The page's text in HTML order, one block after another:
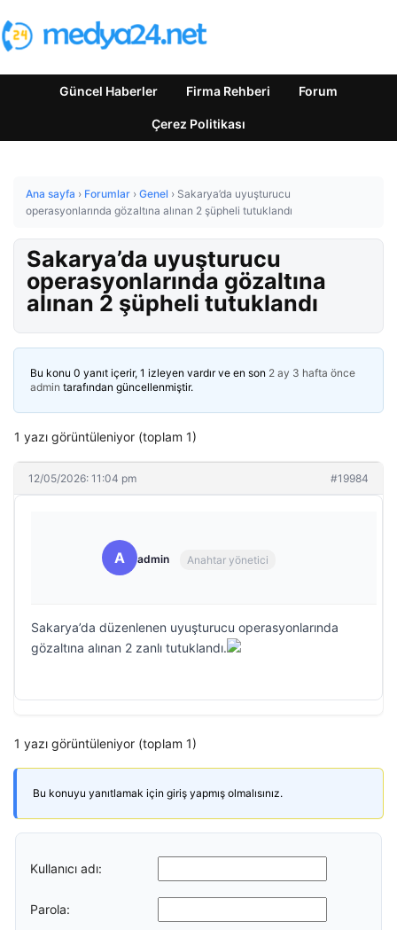
Güncel Haberler Firma Rehberi Forum
Çerez Politikası
Ana sayfa › Forumlar › Genel › Sakarya’da uyuşturucu
operasyonlarında gözaltına alınan 2 şüpheli tutuklandı
Sakarya’da uyuşturucu
operasyonlarında gözaltına
alınan 2 şüpheli tutuklandı
Bu konu 0 yanıt içerir, 1 izleyen vardır ve en son 2 ay 3 hafta önce
admin tarafından güncellenmiştir.
1 yazı görüntüleniyor (toplam 1)
12/05/2026: 11:04 pm #19984
A admin Anahtar yönetici
Sakarya’da düzenlenen uyuşturucu operasyonlarında
gözaltına alınan 2 zanlı tutuklandı.
1 yazı görüntüleniyor (toplam 1)
Bu konuyu yanıtlamak için giriş yapmış olmalısınız.
Kullanıcı adı:
Parola: